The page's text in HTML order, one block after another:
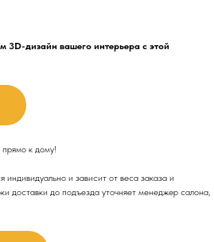
3D-дизайн вашего интерьера с этой
к дому!
индивидуально и зависит от веса заказа и
доставки до подъезда уточняет менеджер салона,